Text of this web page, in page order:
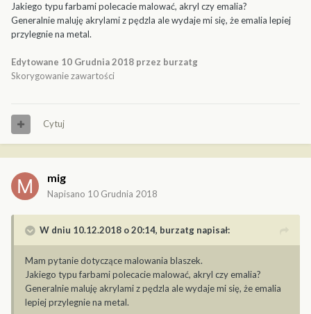
Jakiego typu farbami polecacie malować, akryl czy emalia?
Generalnie maluję akrylami z pędzla ale wydaje mi się, że emalia lepiej
przylegnie na metal.
Edytowane 10 Grudnia 2018 przez burzatg
Skorygowanie zawartości
Cytuj
mig
Napisano 10 Grudnia 2018
W dniu 10.12.2018 o 20:14, burzatg napisał:
Mam pytanie dotyczące malowania blaszek.
Jakiego typu farbami polecacie malować, akryl czy emalia?
Generalnie maluję akrylami z pędzla ale wydaje mi się, że emalia
lepiej przylegnie na metal.